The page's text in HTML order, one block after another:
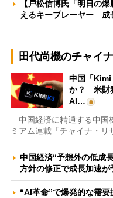
【戸松信博氏「明日の
えるキープレーヤー
田代尚機のチャイ
中国「Kimi
か？ 米財
AI…
中国経済に精通する中国
ミアム連載「チャイナ・
中国経済“予想外の低成
方針の修正で成長加速
“AI革命”で爆発的な需